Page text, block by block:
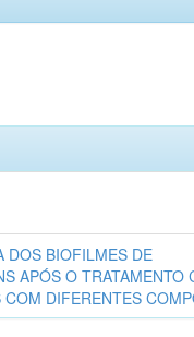
DOS BIOFILMES DE
APÓS O TRATAMENTO
DIFERENTES